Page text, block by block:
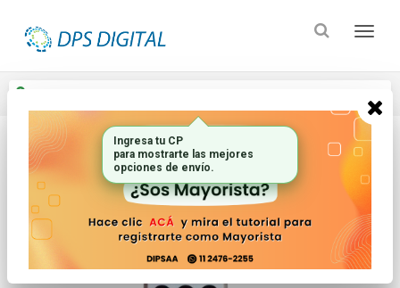
Inicio Controles Remotos Conversores
Ingresa tu CP
para mostrarte las mejores
opciones de envío.